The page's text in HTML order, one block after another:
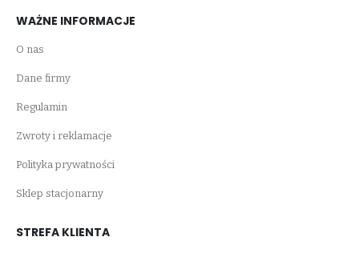
WAŻNE INFORMACJE
O nas
Dane firmy
Regulamin
Zwroty i reklamacje
Polityka prywatności
Sklep stacjonarny
STREFA KLIENTA